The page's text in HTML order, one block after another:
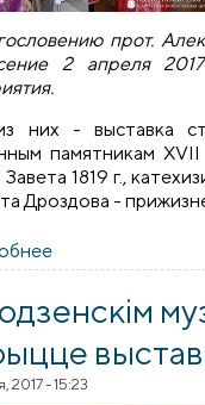
прот.
2 апреля
них - выставка
памятникам
1819 г.,
Дроздова -
2017 - 15:23